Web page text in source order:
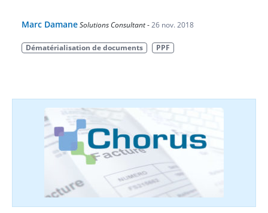
Marc Damane Solutions Consultant - 26 nov. 2018
Dématérialisation de documents PPF